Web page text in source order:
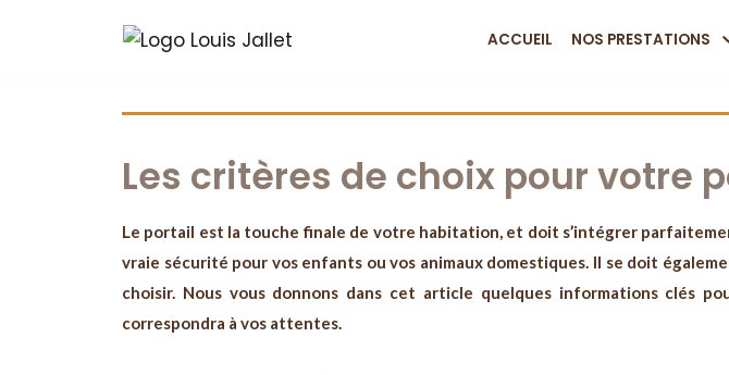
ACCUEIL NOS PRESTATIONS
Les critères de choix pour votre
Le portail est la touche finale de votre habitation, et doit s’intégrer
vraie sécurité pour vos enfants ou vos animaux domestiques. Il se doit
choisir. Nous vous donnons dans cet article quelques informations clés
correspondra à vos attentes.